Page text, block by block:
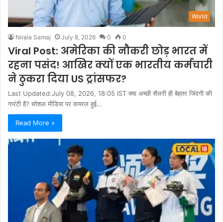
World
Nirala Samaj July 8, 2026 0 0
Viral Post: अमेरिका की नौकरी छोड़ भारत में
रहना पसंद! आखिर क्यों एक भारतीय कर्मचारी
ने ठुकरा दिया US ट्रांसफर?
Last Updated:July 08, 2026, 18:05 IST क्या अच्छी सैलरी ही बेहतर जिंदगी की
गारंटी है? सोशल मीडिया पर वायरल हुई…
Read More »